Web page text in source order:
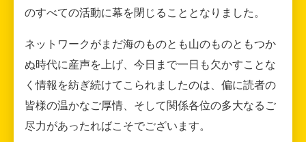
のすべての活動に幕を閉じることとなりました。
ネットワークがまだ海のものとも山のものともつか
ぬ時代に産声を上げ、今日まで一日も欠かすことな
く情報を紡ぎ続けてこられましたのは、偏に読者の
皆様の温かなご厚情、そして関係各位の多大なるご
尽力があったればこそでございます。